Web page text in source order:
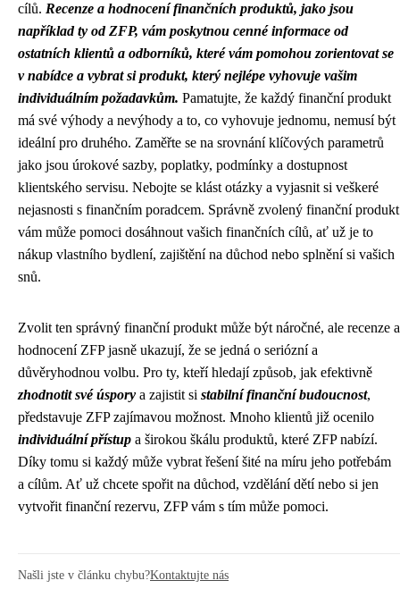
cílů. Recenze a hodnocení finančních produktů, jako jsou
například ty od ZFP, vám poskytnou cenné informace od
ostatních klientů a odborníků, které vám pomohou zorientovat se
v nabídce a vybrat si produkt, který nejlépe vyhovuje vašim
individuálním požadavkům. Pamatujte, že každý finanční produkt
má své výhody a nevýhody a to, co vyhovuje jednomu, nemusí být
ideální pro druhého. Zaměřte se na srovnání klíčových parametrů
jako jsou úrokové sazby, poplatky, podmínky a dostupnost
klientského servisu. Nebojte se klást otázky a vyjasnit si veškeré
nejasnosti s finančním poradcem. Správně zvolený finanční produkt
vám může pomoci dosáhnout vašich finančních cílů, ať už je to
nákup vlastního bydlení, zajištění na důchod nebo splnění si vašich
snů.
Zvolit ten správný finanční produkt může být náročné, ale recenze a
hodnocení ZFP jasně ukazují, že se jedná o seriózní a
důvěryhodnou volbu. Pro ty, kteří hledají způsob, jak efektivně
zhodnotit své úspory a zajistit si stabilní finanční budoucnost,
představuje ZFP zajímavou možnost. Mnoho klientů již ocenilo
individuální přístup a širokou škálu produktů, které ZFP nabízí.
Díky tomu si každý může vybrat řešení šité na míru jeho potřebám
a cílům. Ať už chcete spořit na důchod, vzdělání dětí nebo si jen
vytvořit finanční rezervu, ZFP vám s tím může pomoci.
Našli jste v článku chybu?Kontaktujte nás